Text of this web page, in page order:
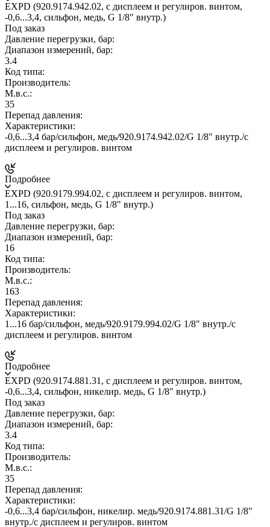
EXPD (920.9174.942.02, c дисплеем и регулиров. винтом,
-0,6...3,4, сильфон, медь, G 1/8" внутр.)
Под заказ
Давление перегрузки, бар:
Диапазон измерений, бар:
3.4
Код типа:
Производитель:
М.в.с.:
35
Перепад давления:
Характеристики:
-0,6...3,4 бар/сильфон, медь/920.9174.942.02/G 1/8" внутр./c
дисплеем и регулиров. винтом
Подробнее
EXPD (920.9179.994.02, c дисплеем и регулиров. винтом,
1...16, сильфон, медь, G 1/8" внутр.)
Под заказ
Давление перегрузки, бар:
Диапазон измерений, бар:
16
Код типа:
Производитель:
М.в.с.:
163
Перепад давления:
Характеристики:
1...16 бар/сильфон, медь/920.9179.994.02/G 1/8" внутр./c
дисплеем и регулиров. винтом
Подробнее
EXPD (920.9174.881.31, c дисплеем и регулиров. винтом,
-0,6...3,4, сильфон, никелир. медь, G 1/8" внутр.)
Под заказ
Давление перегрузки, бар:
Диапазон измерений, бар:
3.4
Код типа:
Производитель:
М.в.с.:
35
Перепад давления:
Характеристики:
-0,6...3,4 бар/сильфон, никелир. медь/920.9174.881.31/G 1/8"
внутр./c дисплеем и регулиров. винтом